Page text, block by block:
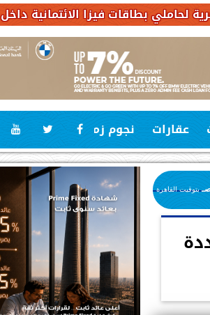
فيزا الائتمانية داخل وخارج مصر
عقارات نجوم زمان رياضة
بتوقيت القاهرة